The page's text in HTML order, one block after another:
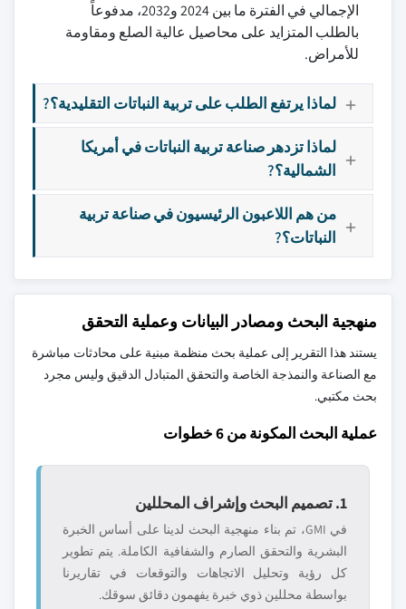
الإجمالي في الفترة ما بين 2024 و2032، مدفوعاً
بالطلب المتزايد على محاصيل عالية الصلع ومقاومة
للأمراض.
لماذا يرتفع الطلب على تربية النباتات التقليدية؟?
لماذا تزدهر صناعة تربية النباتات في أمريكا
الشمالية؟?
من هم اللاعبون الرئيسيون في صناعة تربية
النباتات؟?
منهجية البحث ومصادر البيانات وعملية التحقق
يستند هذا التقرير إلى عملية بحث منظمة مبنية على محادثات مباشرة
مع الصناعة والنمذجة الخاصة والتحقق المتبادل الدقيق وليس مجرد
بحث مكتبي.
عملية البحث المكونة من 6 خطوات
1. تصميم البحث وإشراف المحللين
في GMI، تم بناء منهجية البحث لدينا على أساس الخبرة
البشرية والتحقق الصارم والشفافية الكاملة. يتم تطوير
كل رؤية وتحليل الاتجاهات والتوقعات في تقاريرنا
بواسطة محللين ذوي خبرة يفهمون دقائق سوقك.